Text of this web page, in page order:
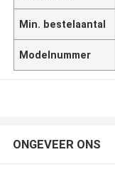
Min. bestelaantal
Modelnummer
ONGEVEER ONS